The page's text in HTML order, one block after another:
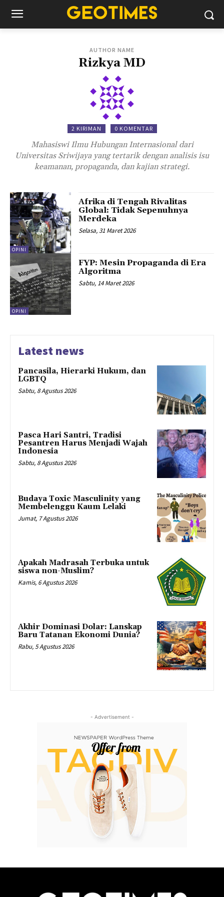
AUTHOR NAME
Rizkya MD
2 KIRIMAN 0 KOMENTAR
Mahasiswi Ilmu Hubungan Internasional dari
Universitas Sriwijaya yang tertarik dengan analisis isu
keamanan, propaganda, dan kajian strategi.
OPINI
Afrika di Tengah Rivalitas
Global: Tidak Sepenuhnya
Merdeka
Selasa, 31 Maret 2026
OPINI
FYP: Mesin Propaganda di Era
Algoritma
Sabtu, 14 Maret 2026
Latest news
Pancasila, Hierarki Hukum, dan
LGBTQ
Sabtu, 8 Agustus 2026
Pasca Hari Santri, Tradisi
Pesantren Harus Menjadi Wajah
Indonesia
Sabtu, 8 Agustus 2026
Budaya Toxic Masculinity yang
Membelenggu Kaum Lelaki
Jumat, 7 Agustus 2026
Apakah Madrasah Terbuka untuk
siswa non-Muslim?
Kamis, 6 Agustus 2026
Akhir Dominasi Dolar: Lanskap
Baru Tatanan Ekonomi Dunia?
Rabu, 5 Agustus 2026
- Advertisement -